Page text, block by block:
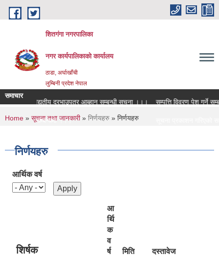
Skip to main content
शितगंगा नगरपालिका
नगर कार्यपालिकाकाे कार्यालय
ठाडा, अर्घाखाँची
लुम्बिनी प्रदेश नेपाल
समाचार
लागि विद्युतीय दरभाउपत्र आब्हान सम्बन्धी सूचना ।।।
सम्पत्ति विवरण पेश गर्ने
सरुवा सम्बन्धमा ।।।
You are here
Home » सूचना तथा जानकारी» निर्णयहरु » निर्णयहरु
निर्णयहरु
आर्थिक वर्ष
शिर्षक
आ
र्थि
क
व
र्ष
मिति दस्तावेज